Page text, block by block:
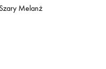
Melanż